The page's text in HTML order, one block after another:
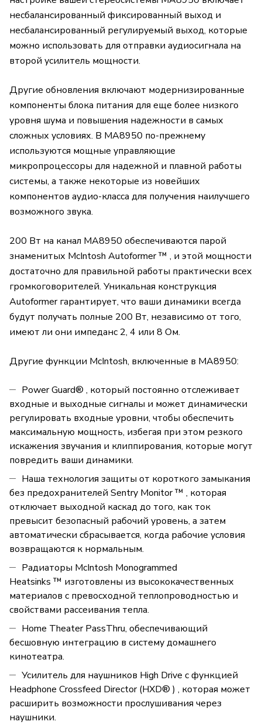
несбалансированный фиксированный выход и
несбалансированный регулируемый выход, которые
можно использовать для отправки аудиосигнала на
второй усилитель мощности.
Другие обновления включают модернизированные
компоненты блока питания для еще более низкого
уровня шума и повышения надежности в самых
сложных условиях. В MA8950 по-прежнему
используются мощные управляющие
микропроцессоры для надежной и плавной работы
системы, а также некоторые из новейших
компонентов аудио-класса для получения наилучшего
возможного звука.
200 Вт на канал MA8950 обеспечиваются парой
знаменитых McIntosh Autoformer ™ , и этой мощности
достаточно для правильной работы практически всех
громкоговорителей. Уникальная конструкция
Autoformer гарантирует, что ваши динамики всегда
будут получать полные 200 Вт, независимо от того,
имеют ли они импеданс 2, 4 или 8 Ом.
Другие функции McIntosh, включенные в MA8950:
Power Guard® , который постоянно отслеживает
входные и выходные сигналы и может динамически
регулировать входные уровни, чтобы обеспечить
максимальную мощность, избегая при этом резкого
искажения звучания и клиппирования, которые могут
повредить ваши динамики.
Наша технология защиты от короткого замыкания
без предохранителей Sentry Monitor ™ , которая
отключает выходной каскад до того, как ток
превысит безопасный рабочий уровень, а затем
автоматически сбрасывается, когда рабочие условия
возвращаются к нормальным.
Радиаторы McIntosh Monogrammed
Heatsinks ™ изготовлены из высококачественных
материалов с превосходной теплопроводностью и
свойствами рассеивания тепла.
Home Theater PassThru, обеспечивающий
бесшовную интеграцию в систему домашнего
кинотеатра.
Усилитель для наушников High Drive с функцией
Headphone Crossfeed Director (HXD® ) , которая может
расширить возможности прослушивания через
наушники.